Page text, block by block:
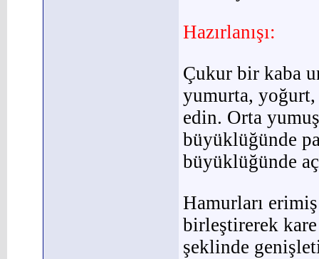
Hazırlanışı:
Çukur bir kaba
yumurta, yoğurt,
edin. Orta
büyüklüğünde
büyüklüğünde
Hamurları
birleştirerek
şeklinde